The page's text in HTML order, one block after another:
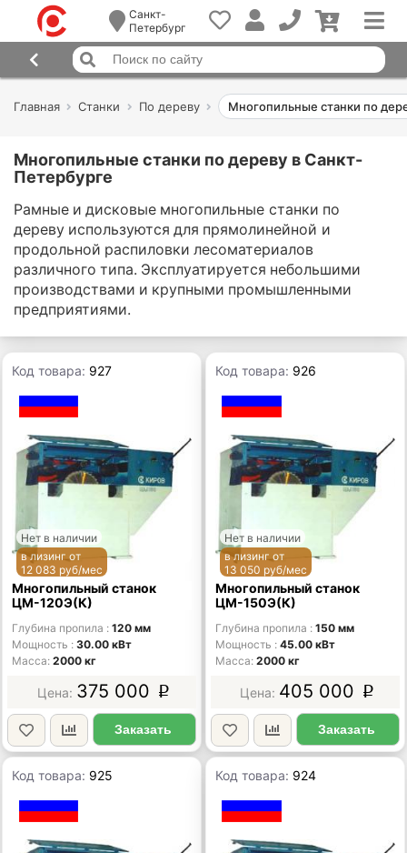
Санкт-
Петербург
Главная Станки По дереву Многопильные станки по
Многопильные станки по дереву в Санкт-
Петербурге
Рамные и дисковые многопильные станки по
дереву используются для прямолинейной и
продольной распиловки лесоматериалов
различного типа. Эксплуатируется небольшими
производствами и крупными промышленными
предприятиями.
Код товара: 927
Нет в наличии
в лизинг от
12 083 руб/мес
Многопильный станок
ЦМ-120Э(К)
Глубина пропила
120 мм
Мощность
30.00 кВт
Масса 2000 кг
375 000 p
Заказать
Код товара: 926
Нет в наличии
в лизинг от
13 050 руб/мес
Многопильный станок
ЦМ-150Э(К)
Глубина пропила
150 мм
Мощность
45.00 кВт
Масса 2000 кг
405 000 p
Заказать
Код товара: 925 Код товара: 924